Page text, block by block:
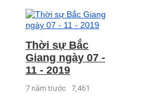
Thời sự Bắc
Giang ngày 07 -
11 - 2019
7 năm trước 7,461